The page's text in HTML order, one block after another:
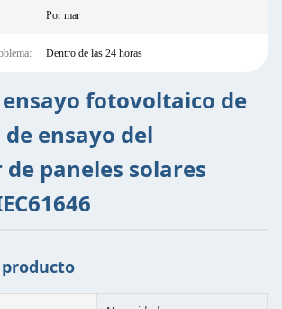
Por mar
Dentro de las 24 horas
ensayo fotovoltaico de
ensayo del
paneles solares